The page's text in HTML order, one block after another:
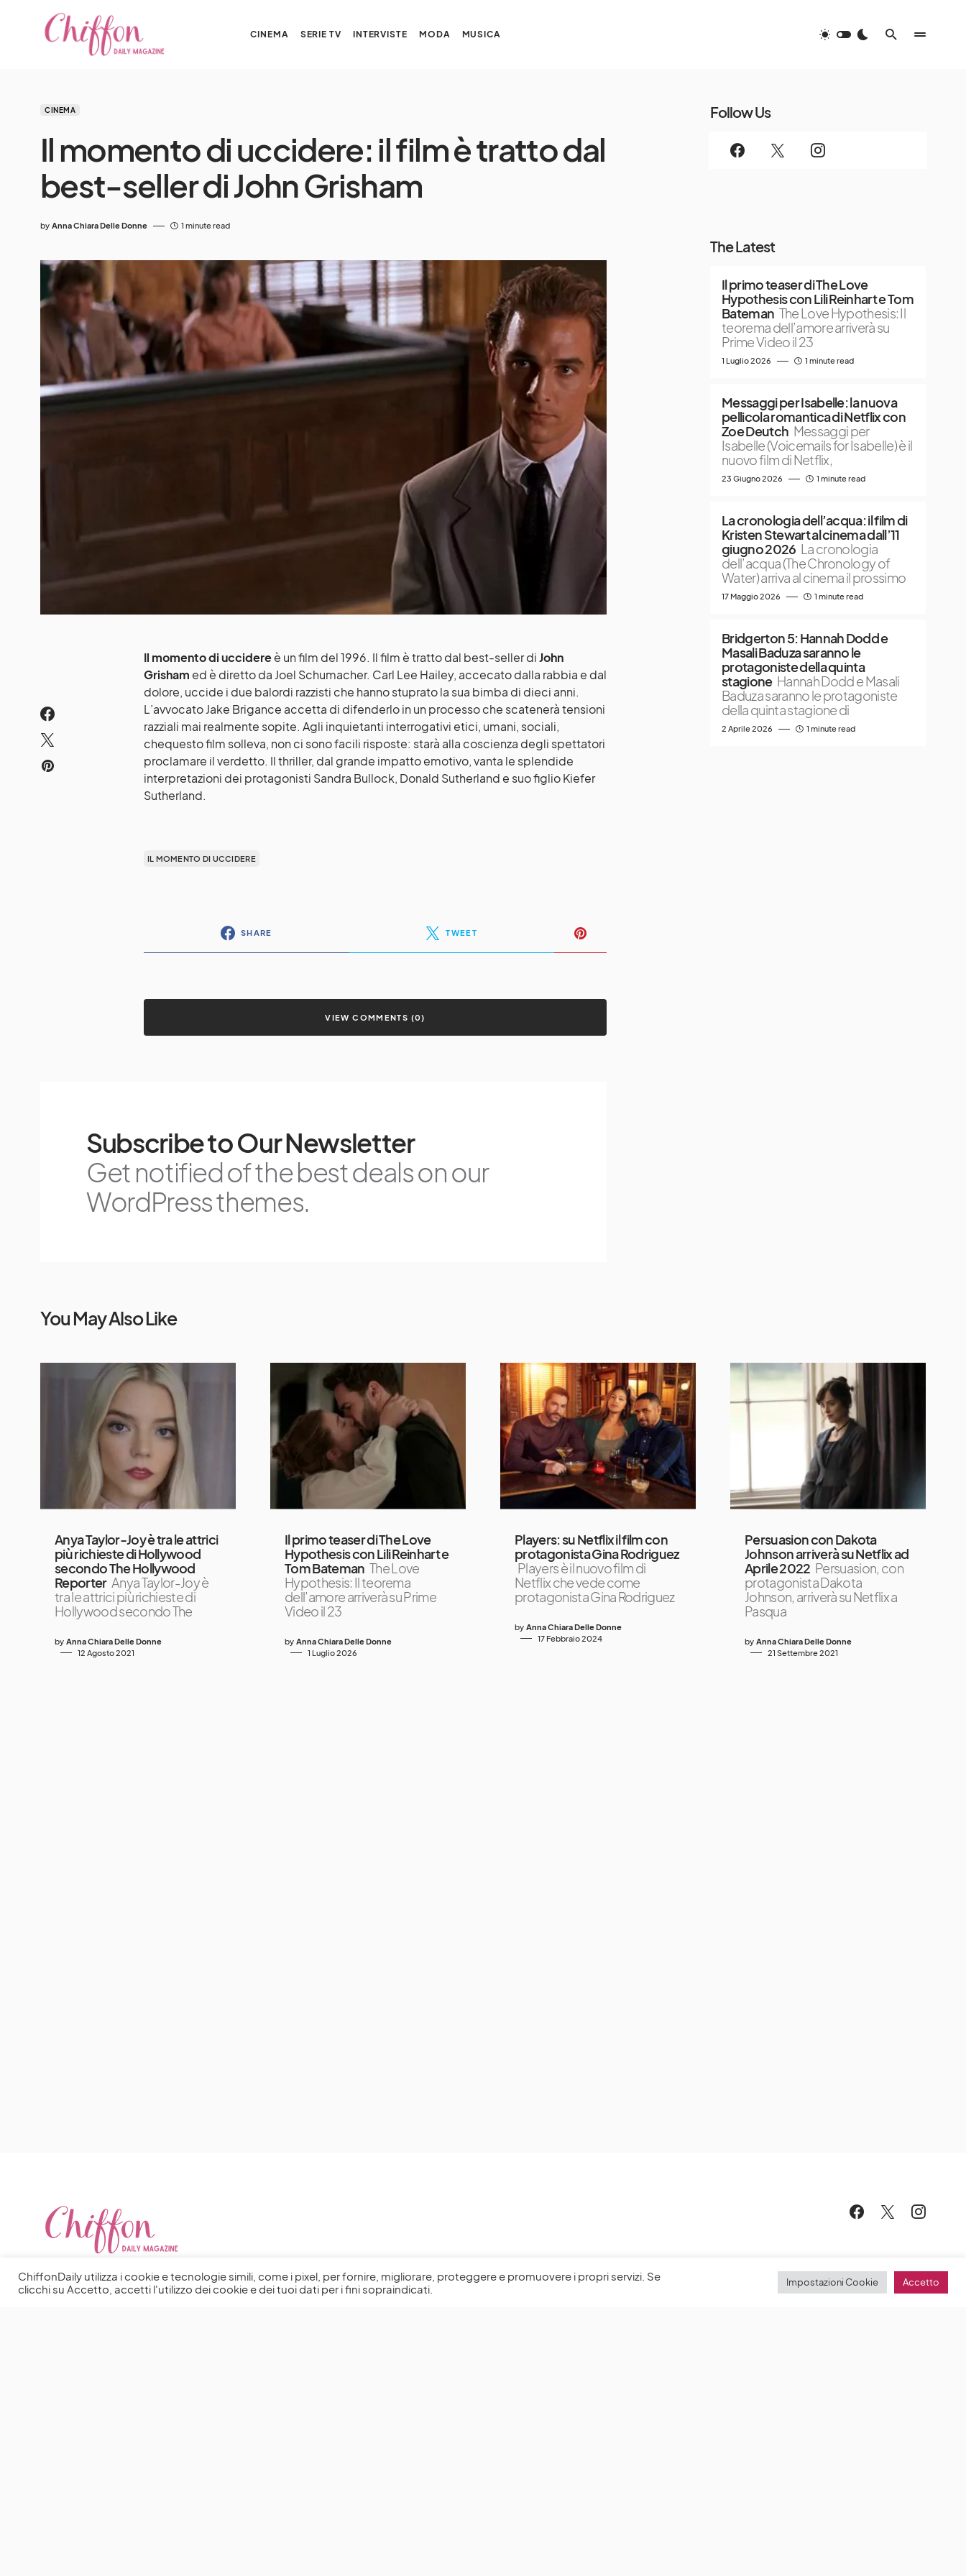
CINEMA SERIE TV INTERVISTE MODA MUSICA
CINEMA
Il momento di uccidere: il film è tratto dal
best-seller di John Grisham
by Anna Chiara Delle Donne 1 minute read
Il momento di uccidereè un film del 1996. Il film è tratto dal best-seller diJohn
Grisham ed è diretto da Joel Schumacher. Carl Lee Hailey, accecato dalla rabbia e dal
dolore, uccide i due balordi razzisti che hanno stuprato la sua bimba di dieci anni.
L’avvocato Jake Brigance accetta di difenderlo in un processo che scatenerà tensioni
razziali mai realmente sopite. Agli inquietanti interrogativi etici, umani, sociali,
chequesto film solleva, non ci sono facili risposte: starà alla coscienza degli spettatori
proclamare il verdetto. Il thriller, dal grande impatto emotivo, vanta le splendide
interpretazioni dei protagonisti Sandra Bullock, Donald Sutherland e suo figlio Kiefer
Sutherland.
IL MOMENTO DI UCCIDERE
SHARE TWEET
VIEW COMMENTS (0)
Subscribe to Our Newsletter
Get notified of the best deals on our
WordPress themes.
Follow Us
The Latest
Il primo teaser di The Love
Hypothesis con Lili Reinhart e Tom
Bateman The Love Hypothesis: Il
teorema dell’amore arriverà su
Prime Video il 23
1 Luglio 2026 1 minute read
Messaggi per Isabelle: la nuova
pellicola romantica di Netflix con
Zoe Deutch Messaggi per
Isabelle (Voicemails for Isabelle) è il
nuovo film di Netflix,
23 Giugno 2026 1 minute read
La cronologia dell’acqua: il film di
Kristen Stewart al cinema dall’11
giugno 2026 La cronologia
dell’acqua (The Chronology of
Water) arriva al cinema il prossimo
17 Maggio 2026 1 minute read
Bridgerton 5: Hannah Dodd e
Masali Baduza saranno le
protagoniste della quinta
stagione Hannah Dodd e Masali
Baduza saranno le protagoniste
della quinta stagione di
2 Aprile 2026 1 minute read
You May Also Like
Anya Taylor-Joy è tra le attrici
più richieste di Hollywood
secondo The Hollywood
Reporter Anya Taylor-Joy è
tra le attrici più richieste di
Hollywood secondo The
by Anna Chiara Delle Donne
12 Agosto 2021
Il primo teaser di The Love
Hypothesis con Lili Reinhart e
Tom Bateman The Love
Hypothesis: Il teorema
dell’amore arriverà su Prime
Video il 23
by Anna Chiara Delle Donne
1 Luglio 2026
Players: su Netflix il film con
protagonista Gina Rodriguez
Players è il nuovo film di
Netflix che vede come
protagonista Gina Rodriguez
by Anna Chiara Delle Donne
17 Febbraio 2024
Persuasion con Dakota
Johnson arriverà su Netflix ad
Aprile 2022 Persuasion, con
protagonista Dakota
Johnson, arriverà su Netflix a
Pasqua
by Anna Chiara Delle Donne
21 Settembre 2021
ChiffonDaily utilizza i cookie e tecnologie simili, come i pixel, per fornire, migliorare, proteggere e promuovere i propri servizi. Se
clicchi su Accetto, accetti l'utilizzo dei cookie e dei tuoi dati per i fini sopraindicati.
Impostazioni Cookie Accetto